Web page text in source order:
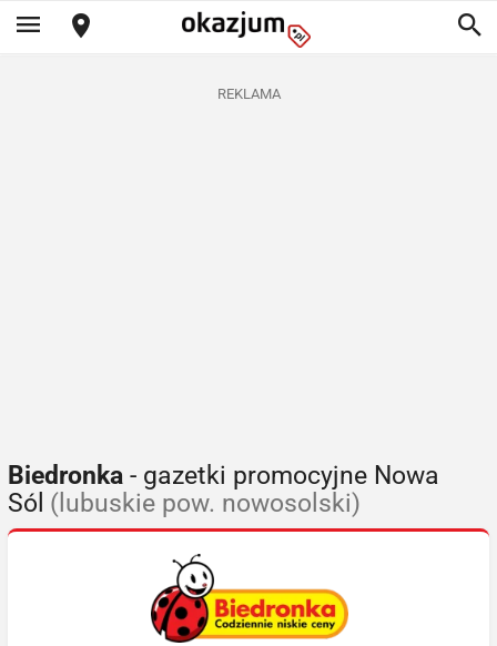
REKLAMA
Biedronka - gazetki promocyjne Nowa
Sól (lubuskie pow. nowosolski)